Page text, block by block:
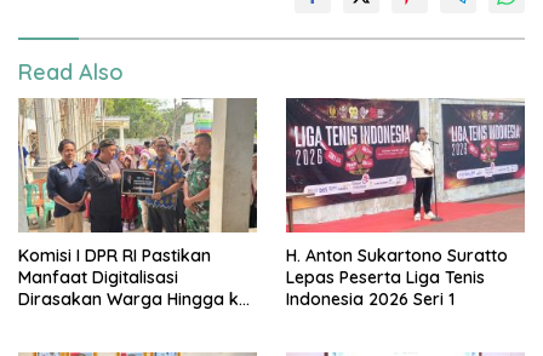
Read Also
Komisi I DPR RI Pastikan
Manfaat Digitalisasi
Dirasakan Warga Hingga ke
H. Anton Sukartono Suratto
Lepas Peserta Liga Tenis
Indonesia 2026 Seri 1